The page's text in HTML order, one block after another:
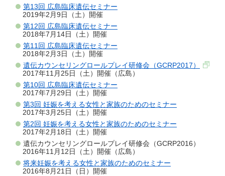
第13回 広島臨床遺伝セミナー
2019年2月9日（土）開催
第12回 広島臨床遺伝セミナー
2018年7月14日（土）開催
第11回 広島臨床遺伝セミナー
2018年2月3日（土）開催
遺伝カウンセリングロールプレイ研修会（GCRP2017）
2017年11月25日（土）開催（広島）
第10回 広島臨床遺伝セミナー
2017年7月29日（土）開催
第3回 妊娠を考える女性と家族のためのセミナー
2017年3月25日（土）開催
第2回 妊娠を考える女性と家族のためのセミナー
2017年2月18日（土）開催
遺伝カウンセリングロールプレイ研修会（GCRP2016）
2016年11月12日（土）開催（広島）
将来妊娠を考える女性と家族のためのセミナー
2016年8月21日（日）開催